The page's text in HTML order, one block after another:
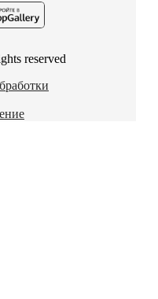
reserved